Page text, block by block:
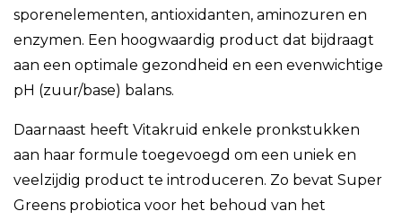
sporenelementen, antioxidanten, aminozuren en
enzymen. Een hoogwaardig product dat bijdraagt
aan een optimale gezondheid en een evenwichtige
pH (zuur/base) balans.
Daarnaast heeft Vitakruid enkele pronkstukken
aan haar formule toegevoegd om een uniek en
veelzijdig product te introduceren. Zo bevat Super
Greens probiotica voor het behoud van het